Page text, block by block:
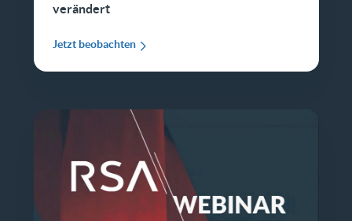
verändert
Jetzt beobachten